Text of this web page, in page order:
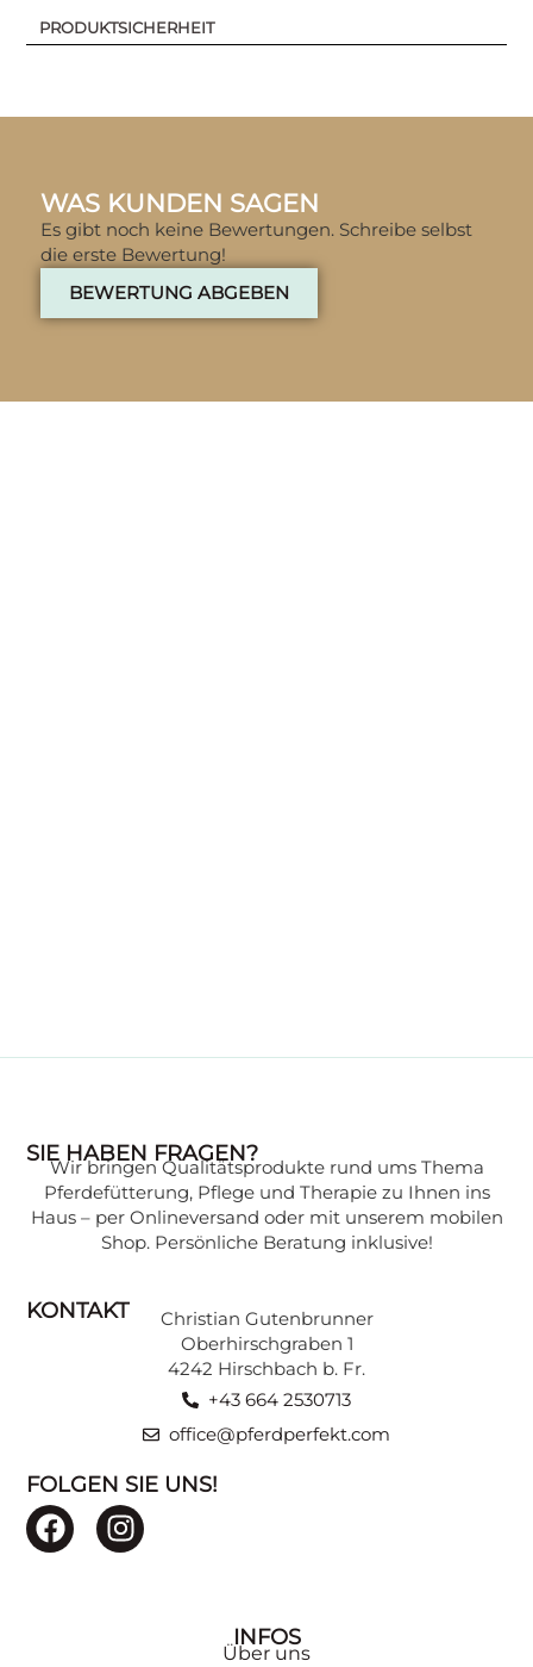
PRODUKTSICHERHEIT
WAS KUNDEN SAGEN
Es gibt noch keine Bewertungen. Schreibe selbst
die erste Bewertung!
BEWERTUNG ABGEBEN
Wissen, das Ihr Pferd gesund hält:
Expertenwissen zu verschiedenen
Themen, verständlich erklärt, finden Sie in
unserer Beratungsecke.
ZU DEN BEITRÄGEN
SIE HABEN FRAGEN?
Wir bringen Qualitätsprodukte rund ums Thema
Pferdefütterung, Pflege und Therapie zu Ihnen ins
Haus – per Onlineversand oder mit unserem mobilen
Shop. Persönliche Beratung inklusive!
KONTAKT
Christian Gutenbrunner
Oberhirschgraben 1
4242 Hirschbach b. Fr.
+43 664 2530713
office@pferdperfekt.com
FOLGEN SIE UNS!
INFOS
Über uns